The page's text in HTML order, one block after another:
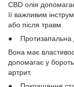
СBD олія
її важливим
або після травм.
● Протизапальна
Вона має
допомагає у
артрит.